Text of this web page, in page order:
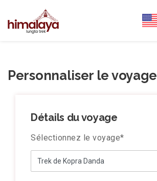
Personnaliser le voyage
Détails du voyage
Sélectionnez le voyage*